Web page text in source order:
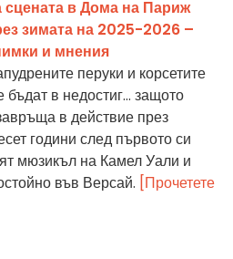
сцената в Дома на Париж
зимата на 2025-2026 –
и мнения
перуки и корсетите
бъдат в недостиг... защото
в действие през
години след първото си
мюзикъл на Камел Уали и
във Версай. [Прочетете